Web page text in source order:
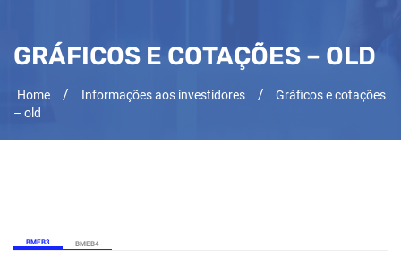
GRÁFICOS E COTAÇÕES – OLD
Home / Informações aos investidores /
Gráficos e cotações
– old
BMEB3 BMEB4